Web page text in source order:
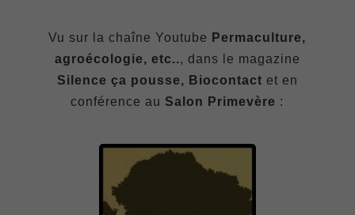
Vu sur la chaîne Youtube Permaculture,
agroécologie, etc.., dans le magazine
Silence ça pousse, Biocontact et en
conférence au Salon Primevère :